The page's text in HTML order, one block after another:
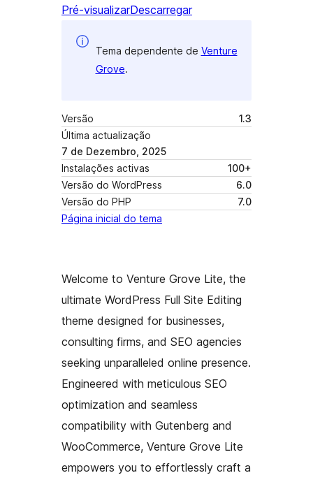
Pré-visualizarDescarregar
Tema dependente de Venture
Grove.
Versão
1.3
Última actualização
7 de Dezembro, 2025
Instalações activas
100+
Versão do WordPress
6.0
Versão do PHP
7.0
Página inicial do tema
Welcome to Venture Grove Lite, the
ultimate WordPress Full Site Editing
theme designed for businesses,
consulting firms, and SEO agencies
seeking unparalleled online presence.
Engineered with meticulous SEO
optimization and seamless
compatibility with Gutenberg and
WooCommerce, Venture Grove Lite
empowers you to effortlessly craft a